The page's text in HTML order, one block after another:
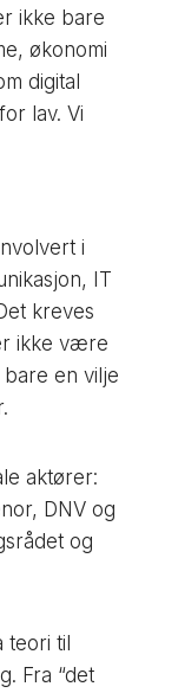
ikke bare
økonomi
digital
lav. Vi
i
IT
kreves
ikke være
en vilje
aktører:
DNV og
og
til
Fra “det